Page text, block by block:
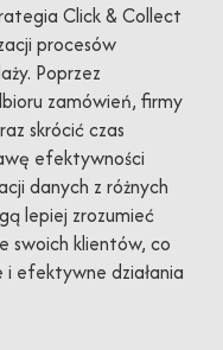
Click & Collect
procesów
Poprzez
zamówień, firmy
skrócić czas
efektywności
danych z różnych
lepiej zrozumieć
swoich klientów, co
efektywne działania